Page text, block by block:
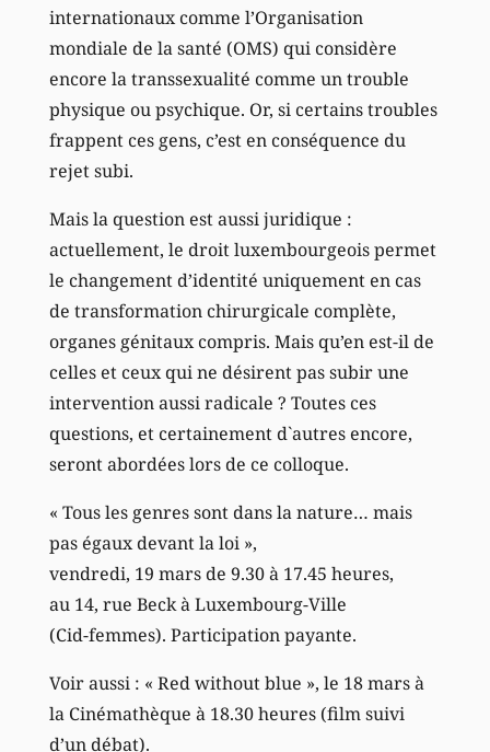
internationaux comme l’Organisation
mondiale de la santé (OMS) qui considère
encore la transsexualité comme un trouble
physique ou psychique. Or, si certains troubles
frappent ces gens, c’est en conséquence du
rejet subi.
Mais la question est aussi juridique :
actuellement, le droit luxembourgeois permet
le changement d’identité uniquement en cas
de transformation chirurgicale complète,
organes génitaux compris. Mais qu’en est-il de
celles et ceux qui ne désirent pas subir une
intervention aussi radicale ? Toutes ces
questions, et certainement d`autres encore,
seront abordées lors de ce colloque.
« Tous les genres sont dans la nature… mais
pas égaux devant la loi »,
vendredi, 19 mars de 9.30 à 17.45 heures,
au 14, rue Beck à Luxembourg-Ville
(Cid-femmes). Participation payante.
Voir aussi : « Red without blue », le 18 mars à
la Cinémathèque à 18.30 heures (film suivi
d’un débat).